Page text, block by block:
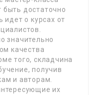
достаточно
идет о курсах от
значительно
качества
того, складчина
получив
и авторам.
их